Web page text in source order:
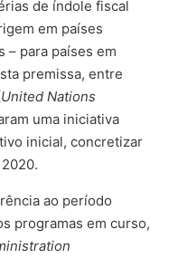
de índole fiscal
em países
– para países em
premissa, entre
United Nations
uma iniciativa
inicial, concretizar
ao período
programas em curso,